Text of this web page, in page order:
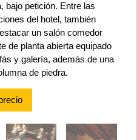
bajo petición. Entre las
del hotel, también
un salón comedor
de planta abierta equipado
y galería, además de una
de piedra.